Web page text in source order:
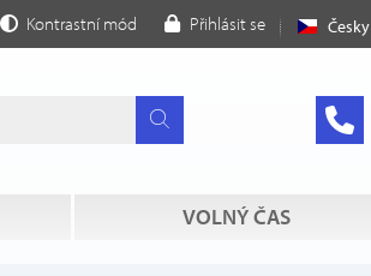
Česky
Kontrastní mód Přihlásit se
VOLNÝ ČAS